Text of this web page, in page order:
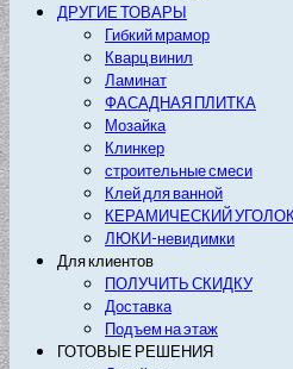
ДРУГИЕ ТОВАРЫ
Гибкий мрамор
Кварц винил
Ламинат
ФАСАДНАЯ ПЛИТКА
Мозайка
Клинкер
строительные смеси
Клей для ванной
КЕРАМИЧЕСКИЙ УГОЛОК
ЛЮКИ-невидимки
Для клиентов
ПОЛУЧИТЬ СКИДКУ
Доставка
Подъем на этаж
ГОТОВЫЕ РЕШЕНИЯ